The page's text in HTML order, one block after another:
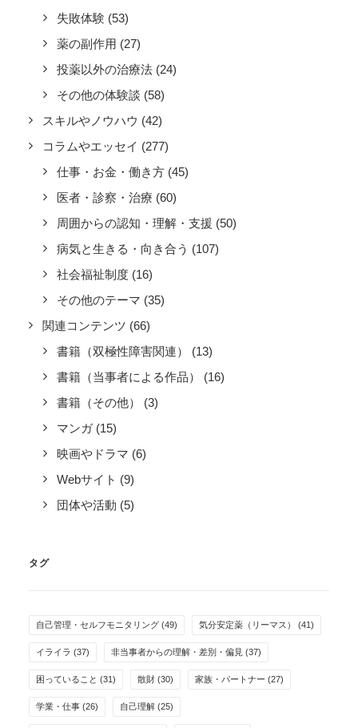
失敗体験 (53)
薬の副作用 (27)
投薬以外の治療法 (24)
その他の体験談 (58)
スキルやノウハウ (42)
コラムやエッセイ (277)
仕事・お金・働き方 (45)
医者・診察・治療 (60)
周囲からの認知・理解・支援 (50)
病気と生きる・向き合う (107)
社会福祉制度 (16)
その他のテーマ (35)
関連コンテンツ (66)
書籍（双極性障害関連）
(13)
書籍（当事者による作品）
(16)
書籍（その他）
(3)
マンガ (15)
映画やドラマ (6)
Webサイト (9)
団体や活動 (5)
タグ
自己管理・セルフモニタリング (49) 気分安定薬（リーマス） (41)
イライラ (37) 非当事者からの理解・差別・偏見 (37)
困っていること (31) 散財 (30) 家族・パートナー (27)
学業・仕事 (26) 自己理解 (25)